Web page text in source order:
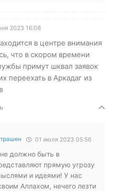
2023 16:08
в центре внимания
что в скором времени
примут шквал заявок
переехать в Аркадаг из
01 июля 2023 05:56
должно быть в
прямую угрозу
и идеями! У нас
Аллахом, нечего лезти